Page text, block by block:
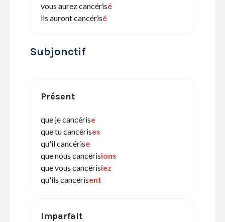
vous aurez cancérisé
ils auront cancérisé
Subjonctif
Présent
que je cancérise
que tu cancérises
qu'il cancérise
que nous cancérisions
que vous cancérisiez
qu'ils cancérisent
Imparfait